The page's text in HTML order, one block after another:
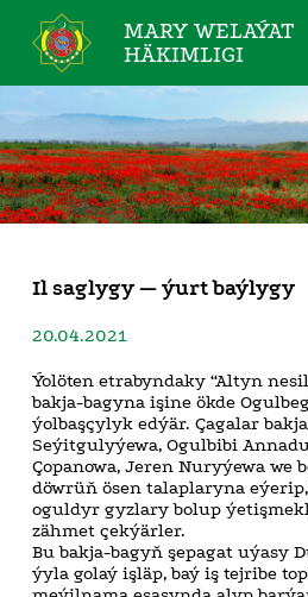
MARY WELAÝAT
HÄKIMLIGI
Il saglygy — ýurt baýlygy
20.04.2021
Ýolöten etrabyndaky “Altyn
bakja-bagyna işine ökde
ýolbaşçylyk edýär. Çagalar
Seýitgulyýewa, Ogulbibi
Çopanowa, Jeren Nuryýewa we
döwrüň ösen talaplaryna
oguldyr gyzlary bolup
zähmet çekýärler.
Bu bakja-bagyň şepagat uýasy
ýyla golaý işläp, baý iş tejribe